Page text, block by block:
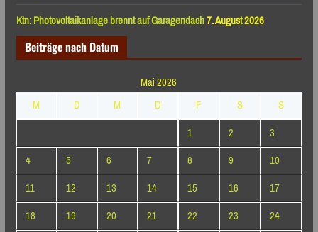
Ktn: Photovoltaikanlage brennt auf Garagendach7. August 2026
Beiträge nach Datum
Mai 2026
M
D M D F S
S
1
2
3
4
5 6 7 8 9
10
11
12 13 14 15 16
17
18
19 20 21 22 23 24